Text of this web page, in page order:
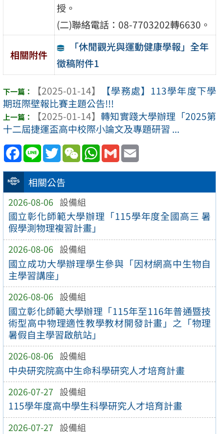
相關公告
2026-08-06 設備組
國立彰化師範大學辦理「115學年度全國高三 暑
假學測物理複習計畫」
2026-08-06 設備組
國立成功大學辦理學生參與「因材網高中生物自
主學習講座」
2026-08-06 設備組
國立彰化師範大學辦理「115年至116年普通暨技
術型高中物理適性教學教材開發計畫」之「物理
暑假自主學習啟航站」
2026-08-06 設備組
中央研究院高中生命科學研究人才培育計畫
2026-07-27 設備組
115學年度高中學生科學研究人才培育計畫
2026-07-27 設備組
授。
(二)聯絡電話：08-7703202轉6630。
相關附件
「休閒觀光與運動健康學報」全年
徵稿附件1
【2025-01-14】
【學務處】113學年度下學
期班際壁報比賽主題公告!!!
【2025-01-14】 轉知實踐大學辦理「2025第
十二屆捷運盃高中校際小論文及專題研習 ...
Facebook
Line TwitterWeChatWhatsApp
Gmail